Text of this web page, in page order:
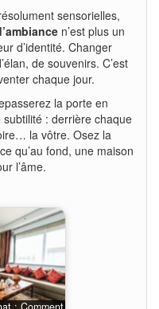
sensorielles,
n’est plus un
d’identité. Changer
de souvenirs. C’est
chaque jour.
la porte en
: derrière chaque
la vôtre. Osez la
qu’au fond, une maison
l’âme.